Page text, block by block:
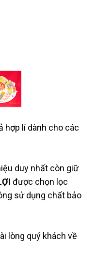
hợp lí dành cho các
duy nhất còn giữ
được chọn lọc
sử dụng chất bảo
lòng quý khách về